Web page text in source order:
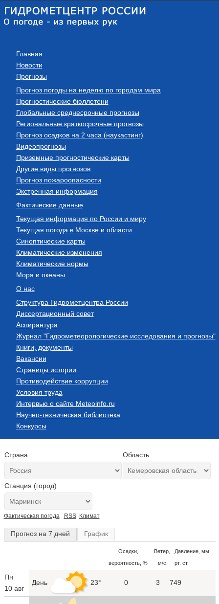
Главная
Новости
Прогнозы
Прогноз погоды на неделю по городам мира
Прогностические бюллетени
Глобальные среднесрочные прогнозы
Региональные краткосрочные прогнозы
Прогноз осадков на 2 часа (наукастинг)
Видеопрогнозы
Приземные прогностические карты
Другие виды прогнозов
Прогноз пожароопасности
Экстренная информация
Фактические данные
Текущая информация по России и миру
Текущая погода в Москве и области
Синоптические карты
Климатические изменения
Климатические нормы
Моря и океаны
О нас
Структура Гидрометцентра России
Диссертационный совет
Аспирантура
Журнал "Гидрометеорологические исследования и прогнозы"
Книги, документы
Вакансии
Страницы истории
Противодействие коррупции
Условия труда
Интервью о сайте Meteoinfo.ru
Научно-техническая библиотека
Конкурсы
Страна Область
Станция (город)
Фактическая погода RSS Климат
Прогноз на 7 дней График
Осадки,
вероятность, %
Ветер,
м/с
Давление, мм
рт. ст.
Пн
10 авг
День 23° 0 3 749